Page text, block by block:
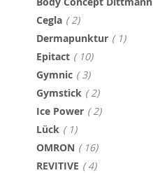
Cegla 2Artikel
Dermapunktur 1Artikel
Epitact 10Artikel
Gymnic 3Artikel
Gymstick 2Artikel
Ice Power 2Artikel
Lück 1Artikel
OMRON 16Artikel
REVITIVE 4Artikel